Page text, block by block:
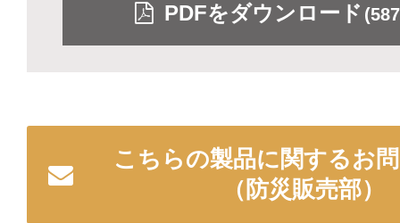
PDFをダウンロード
こちらの製品に関するお
（防災販売部）